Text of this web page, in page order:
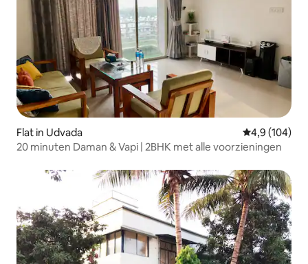
Flat in Udvada Gemiddelde
4,9 (104)
20 minuten Daman & Vapi | 2BHK met alle voorzieningen